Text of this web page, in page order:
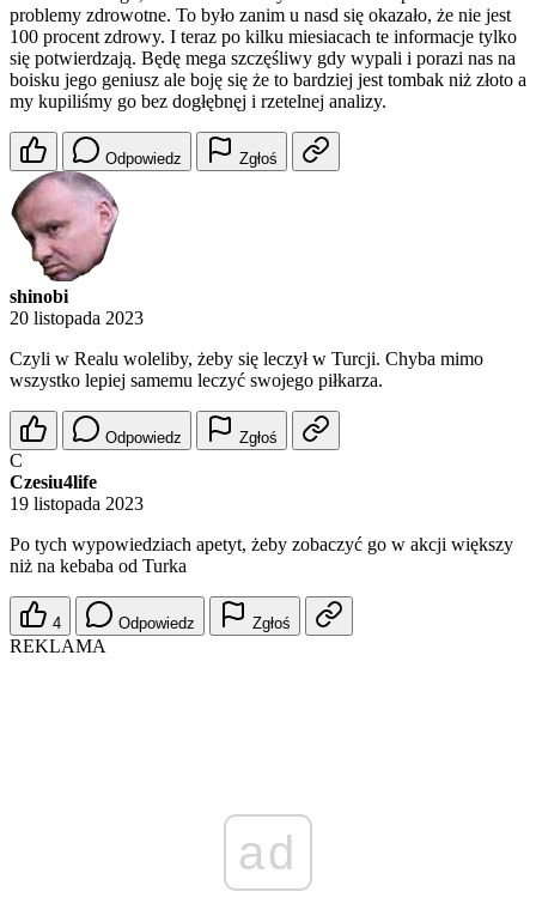
problemy zdrowotne. To było zanim u nasd się okazało, że nie jest
100 procent zdrowy. I teraz po kilku miesiacach te informacje tylko
się potwierdzają. Będę mega szczęśliwy gdy wypali i porazi nas na
boisku jego geniusz ale boję się że to bardziej jest tombak niż złoto a
my kupiliśmy go bez dogłębnęj i rzetelnej analizy.
Odpowiedz Zgłoś
shinobi
20 listopada 2023
Czyli w Realu woleliby, żeby się leczył w Turcji. Chyba mimo
wszystko lepiej samemu leczyć swojego piłkarza.
Odpowiedz Zgłoś
C
Czesiu4life
19 listopada 2023
Po tych wypowiedziach apetyt, żeby zobaczyć go w akcji większy
niż na kebaba od Turka
4 Odpowiedz Zgłoś
REKLAMA
ad